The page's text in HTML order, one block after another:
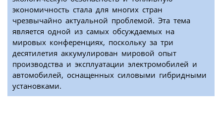
экономичность стала для многих стран
чрезвычайно актуальной проблемой. Эта тема
является одной из самых обсуждаемых на
мировых конференциях, поскольку за три
десятилетия аккумулирован мировой опыт
производства и эксплуатации электромобилей и
автомобилей, оснащенных силовыми гибридными
установками.